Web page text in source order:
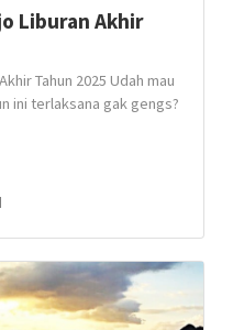
Liburan Akhir
Tahun 2025 Udah mau
ini terlaksana gak gengs?